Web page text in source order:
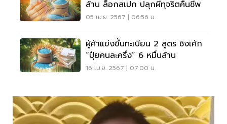
ล้าน ล็อกสเปก ปลุกผีทุจริตคืนชีพ
05 เม.ย. 2567 | 06:56 น.
ผู้ค้าแข่งขึ้นทะเบียน 2 สูตร ชิงเค้ก
“ปุ๋ยคนละครึ่ง” 6 หมื่นล้าน
16 เม.ย. 2567 | 07:00 น.